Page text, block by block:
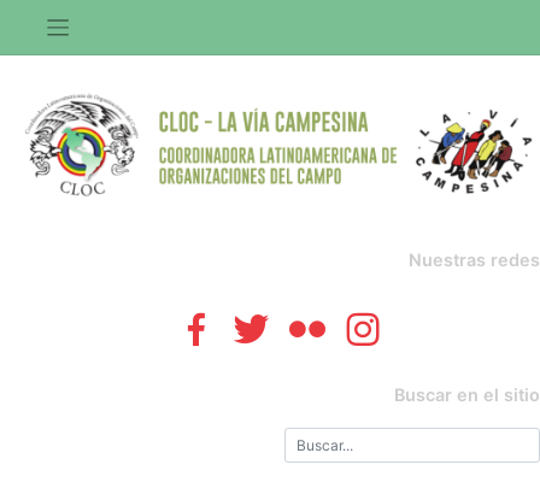
contenido
Nuestras redes
Buscar en el sitio